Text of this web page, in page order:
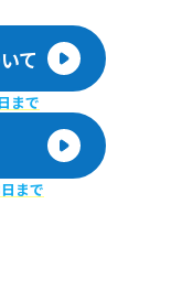
て
まで
まで